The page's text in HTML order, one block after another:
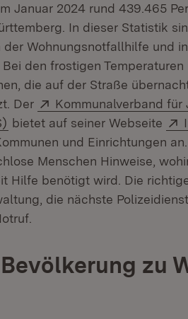
Januar 2024 rund 439.465
In dieser Statistik
der Wohnungsnotfallhilfe und
den frostigen
die auf der Straße
Der
Extern:
Kommunalverband
(Öffnet in neuem Fenster)
bietet auf seiner Webseite
und Einrichtungen
Menschen Hinweise,
Hilfe benötigt wird. Die
die nächste
zu